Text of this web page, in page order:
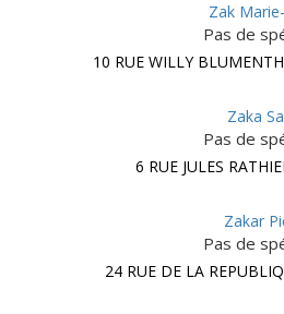
Zak
Pas de
10 RUE WILLY
Zaka
Pas de
6 RUE JULES
Zakar
Pas de
24 RUE DE LA